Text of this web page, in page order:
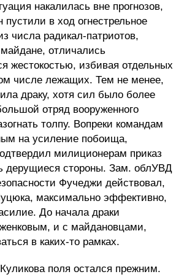
накалилась вне прогнозов,
пустили в ход огнестрельное
числа радикал-патриотов,
отличались
жестокостью, избивая отдельных
числе лежащих. Тем не менее,
драку, хотя сил было более
отряд вооруженного
толпу. Вопреки командам
на усиление побоища,
милиционерам приказ
дерущиеся стороны. Зам. облУВД
Фучеджи действовал,
максимально эффективно,
До начала драки
и с майдановцами,
в каких-то рамках.
поля остался прежним.